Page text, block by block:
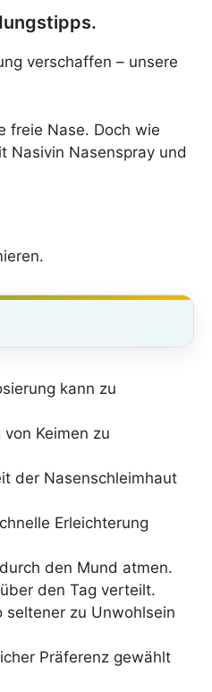
verschaffen – unsere
freie Nase. Doch wie
Nasivin Nasenspray und
kann zu
Keimen zu
der Nasenschleimhaut
Erleichterung
den Mund atmen.
den Tag verteilt.
seltener zu Unwohlsein
Präferenz gewählt